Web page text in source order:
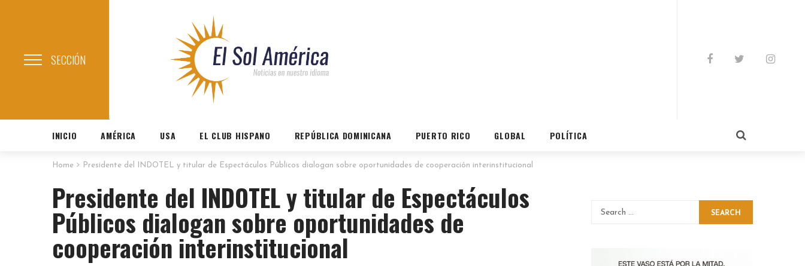
SECCIÓN
INICIO AMÉRICA USA EL CLUB HISPANO REPÚBLICA DOMINICANA PUERTO RICO GLOBAL POLÍTICA
Home Presidente del INDOTEL y titular de Espectáculos Públicos dialogan sobre oportunidades de cooperación interinstitucional
Presidente del INDOTEL y titular de Espectáculos
Públicos dialogan sobre oportunidades de
cooperación interinstitucional
SEARCH